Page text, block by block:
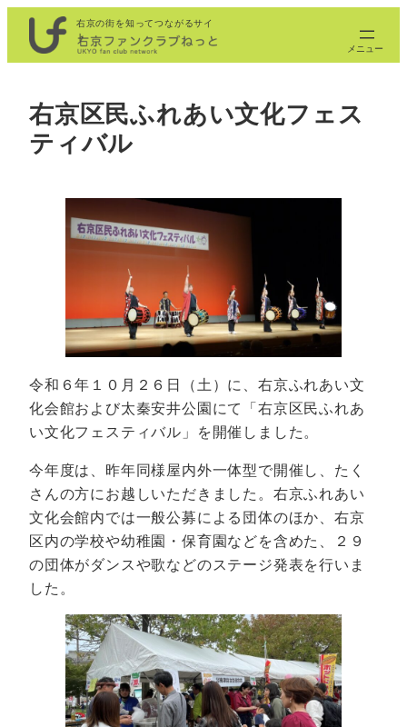
を
右京の街を知ってつながるサイ
ト
右京区民ふれあい文化フェス
ティバル
令和６年１０月２６日（土）に、右京ふれあい文
化会館および太秦安井公園にて「右京区民ふれあ
い文化フェスティバル」を開催しました。
今年度は、昨年同様屋内外一体型で開催し、たく
さんの方にお越しいただきました。右京ふれあい
文化会館内では一般公募による団体のほか、右京
区内の学校や幼稚園・保育園などを含めた、２９
の団体がダンスや歌などのステージ発表を行いま
した。